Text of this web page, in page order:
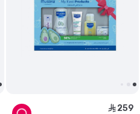
ê 259